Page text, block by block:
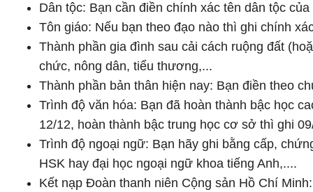
Dân tộc: Bạn cần điền chính xác tên dân tộc
Tôn giáo: Nếu bạn theo đạo nào thì ghi chính
Thành phần gia đình sau cải cách ruộng đất
chức, nông dân, tiểu thương,...
Thành phần bản thân hiện nay: Bạn điền theo
Trình độ văn hóa: Bạn đã hoàn thành bậc học
12/12, hoàn thành bậc trung học cơ sở thì ghi
Trình độ ngoại ngữ: Bạn hãy ghi bằng cấp,
HSK hay đại học ngoại ngữ khoa tiếng Anh,....
Kết nạp Đoàn thanh niên Cộng sản Hồ Chí